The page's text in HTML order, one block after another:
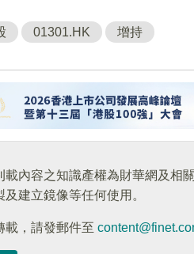
01301.HK 增持
載內容之知識產權為財華網及相
及建立鏡像等任何使用。
載，請發郵件至